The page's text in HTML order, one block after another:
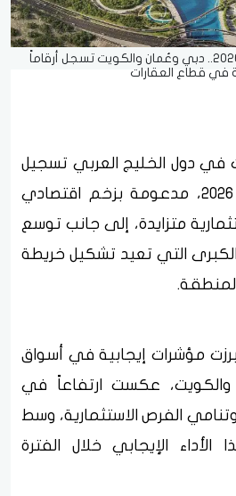
طفرة عقارية في الخليج 2026.. دبي وعُمان والكويت تسجل أرقاماً
في قطاع العقارات
في دول الخليج العربي تسجيل
أداء قوي خلال عام 2026، مدعومة بزخم اقتصادي
متزايدة، إلى جانب توسع
الكبرى التي تعيد تشكيل خريطة
برزت مؤشرات إيجابية في أسواق
عكست ارتفاعاً في
الفرص الاستثمارية، وسط
الأداء الإيجابي خلال الفترة